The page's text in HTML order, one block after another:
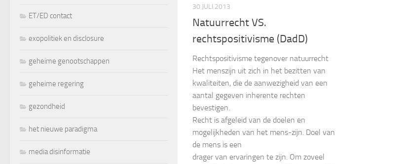
30 JULI 2013
Natuurrecht VS.
rechtspositivisme (DadD)
Rechtspositivisme tegenover natuurrecht
Het menszijn uit zich in het bezitten van
kwaliteiten, die de aanwezigheid van een
aantal gegeven inherente rechten
bevestigen.
Recht is afgeleid van de doelen en
mogelijkheden van het mens-zijn. Doel van
de mens is een
drager van ervaringen te zijn. Om zoveel
ET/ED contact
exopolitiek en disclosure
geheime genootschappen
geheime regering
gezondheid
het nieuwe paradigma
media disinformatie